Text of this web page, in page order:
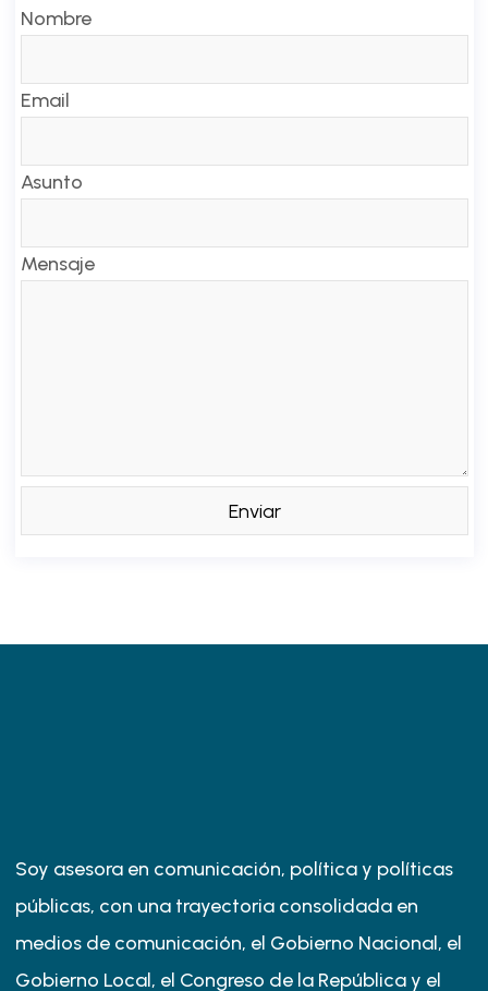
Nombre
Email
Asunto
Mensaje
Soy asesora en comunicación, política y políticas
públicas, con una trayectoria consolidada en
medios de comunicación, el Gobierno Nacional, el
Gobierno Local, el Congreso de la República y el